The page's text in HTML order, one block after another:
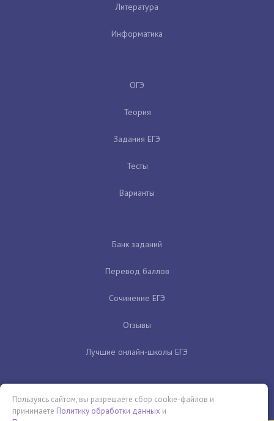
Литература
Информатика
ОГЭ
Теория
Задания ЕГЭ
Тесты
Варианты
Банк заданий
Перевод баллов
Сочинение ЕГЭ
Отзывы
Лучшие онлайн-школы ЕГЭ
Пользуясь сайтом, вы разрешаете сбор cookie-файлов и
принимаете Политику обработки данных и